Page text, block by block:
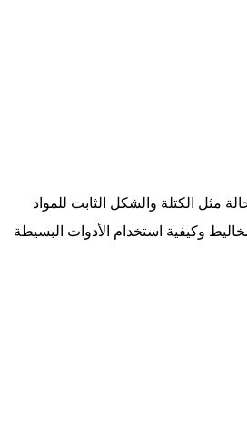
مثل الكتلة والشكل الثابت للمواد
وكيفية استخدام الأدوات البسيطة